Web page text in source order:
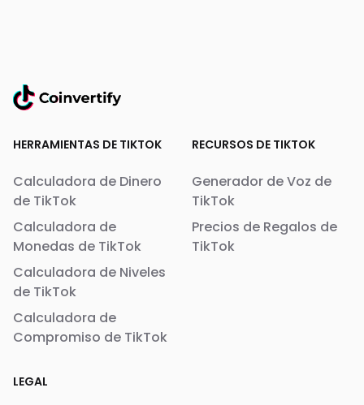
HERRAMIENTAS DE TIKTOK
Calculadora de Dinero
de TikTok
Calculadora de
Monedas de TikTok
Calculadora de Niveles
de TikTok
Calculadora de
Compromiso de TikTok
RECURSOS DE TIKTOK
Generador de Voz de
TikTok
Precios de Regalos de
TikTok
LEGAL